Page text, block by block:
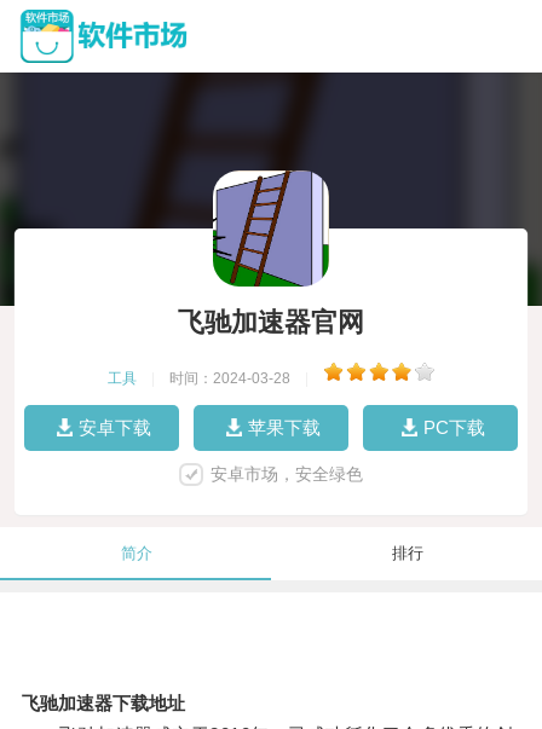
飞驰加速器官网
工具 时间：2024-03-28
安卓下载 苹果下载 PC下载
安卓市场，安全绿色
简介 排行
飞驰加速器下载地址